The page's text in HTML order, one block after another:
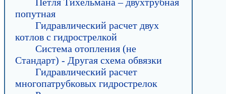
попутная
Гидравлический расчет двух
котлов с гидрострелкой
Система отопления (не
Стандарт) - Другая схема обвязки
Гидравлический расчет
многопатрубковых гидрострелок